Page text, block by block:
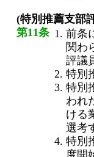
(特別推薦支部
第11条
前条
関わ
評議
特別
特別
われ
ける
選考
特別
度開